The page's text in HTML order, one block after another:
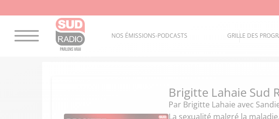
NOS ÉMISSIONS-PODCASTS GRILLE DES
Brigitte Lahaie Sud
Par Brigitte Lahaie avec
La sexualité malgré la